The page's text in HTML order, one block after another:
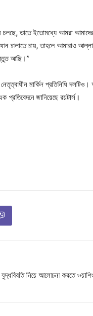
চলছে, তাতে ইতোমধ্যে আমরা
চালাতে চায়, তাহলে আমারাও
আছি।”
মার্কিন প্রতিনিধি
প্রতিবেদনে জানিয়েছে রয়টার্স।
যুদ্ধবিরতি নিয়ে আলোচনা করতে